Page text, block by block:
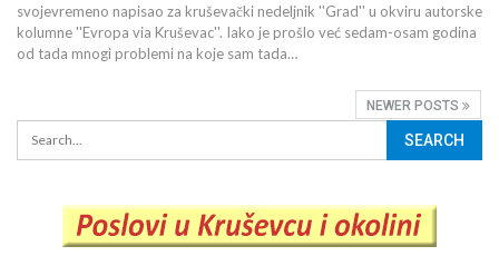
svojevremeno napisao za kruševački nedeljnik ''Grad'' u okviru autorske
kolumne ''Evropa via Kruševac''. Iako je prošlo već sedam-osam godina
od tada mnogi problemi na koje sam tada…
NEWER POSTS